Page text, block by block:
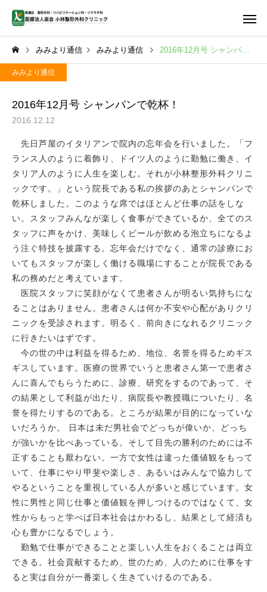
首・肩・腕の痛み 腰の痛
しびれ PFC-FD™
リハビリテーション
みみより通信 みみより通信 2016年12月号 シャンパンで乾杯！
みみより通信
2016年12月号 シャンパンで乾杯！
2016.12.12
先日芦屋のイタリアンで院内の忘年会を行いました。「フ
ランス人のように着飾り、ドイツ人のように勤勉に働き、イ
タリア人のように人生を楽しむ。それが小林整形外科クリニ
ックです。」という院長である私の挨拶のあとシャンパンで
乾杯しました。このような席ではほとんど仕事の話をしな
い。スタッフみんなが楽しく食事ができているか、全てのス
タッフに声をかけ、美味しくビールが飲める泡立ちになるよ
う注ぐ特技を披露する。忘年会だけでなく、通常の診療にお
いてもスタッフが楽しく働ける職場にすることが院長である
私の務めだと考えています。
医院スタッフに笑顔がなくて患者さんが明るい気持ちにな
ることはありません。患者さんは何か不安や心配がありクリ
ニックを受診されます。明るく、前向きになれるクリニック
に行きたいはずです。
今の世の中は利益を得るため、地位、名誉を得るためギス
ギスしています。医療の世界でいうと患者さん第一で患者さ
んに喜んでもらうために、診療、研究をするのであって、そ
の結果として利益が出たり、病院長や教授職についたり、名
誉を得たりするのである。ところが結果が目的になっていな
いだろうか。 日本は未だ男社会でどっちが偉いか、どっち
が強いかを比べあっている。そして目先の勝利のためには不
正することも厭わない。一方で女性は違った価値観をもって
いて、仕事にやり甲斐や楽しさ、あるいはみんなで協力して
やるということを重視している人が多いと感じています。女
性に男性と同じ仕事と価値観を押しつけるのではなくて、女
性からもっと学べば日本社会はかわるし、結果として経済も
心も豊かになるでしょう。
勤勉で仕事ができることと楽しい人生をおくることは両立
できる。社会貢献するため、世のため、人のために仕事をす
ると実は自分が一番楽しく生きていけるのである。